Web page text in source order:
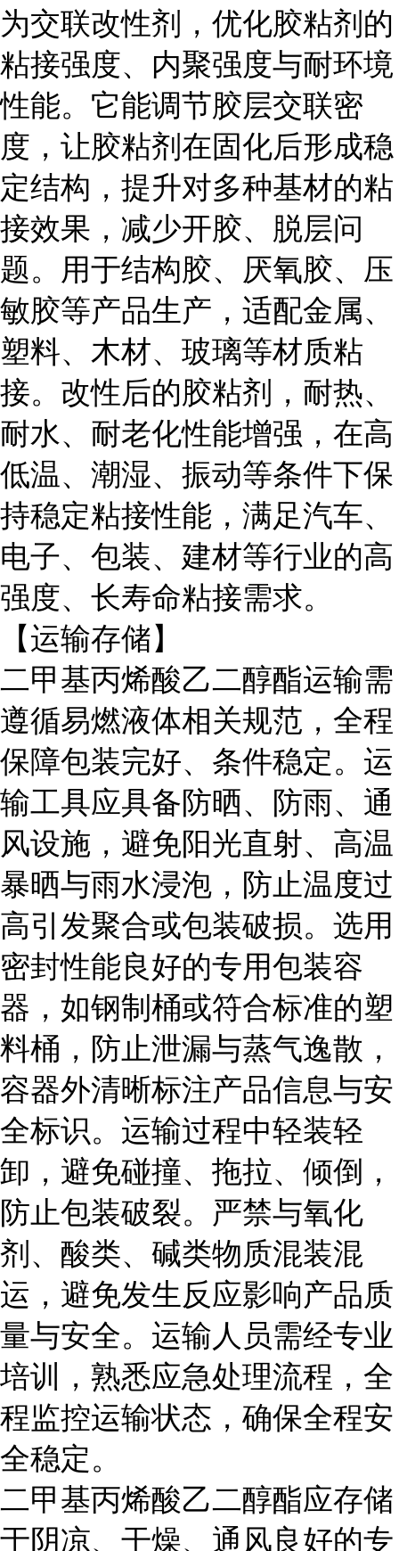
为交联改性剂，优化胶粘剂的
粘接强度、内聚强度与耐环境
性能。它能调节胶层交联密
度，让胶粘剂在固化后形成稳
定结构，提升对多种基材的粘
接效果，减少开胶、脱层问
题。用于结构胶、厌氧胶、压
敏胶等产品生产，适配金属、
塑料、木材、玻璃等材质粘
接。改性后的胶粘剂，耐热、
耐水、耐老化性能增强，在高
低温、潮湿、振动等条件下保
持稳定粘接性能，满足汽车、
电子、包装、建材等行业的高
强度、长寿命粘接需求。
【运输存储】
二甲基丙烯酸乙二醇酯运输需
遵循易燃液体相关规范，全程
保障包装完好、条件稳定。运
输工具应具备防晒、防雨、通
风设施，避免阳光直射、高温
暴晒与雨水浸泡，防止温度过
高引发聚合或包装破损。选用
密封性能良好的专用包装容
器，如钢制桶或符合标准的塑
料桶，防止泄漏与蒸气逸散，
容器外清晰标注产品信息与安
全标识。运输过程中轻装轻
卸，避免碰撞、拖拉、倾倒，
防止包装破裂。严禁与氧化
剂、酸类、碱类物质混装混
运，避免发生反应影响产品质
量与安全。运输人员需经专业
培训，熟悉应急处理流程，全
程监控运输状态，确保全程安
全稳定。
二甲基丙烯酸乙二醇酯应存储
于阴凉、干燥、通风良好的专